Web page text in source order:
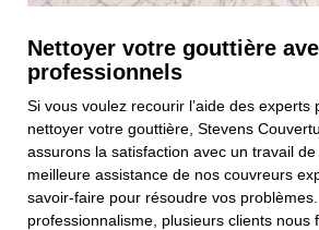
Nettoyer votre gouttière
professionnels
Si vous voulez recourir l’aide des experts
nettoyer votre gouttière, Stevens
assurons la satisfaction avec un travail
meilleure assistance de nos couvreurs
savoir-faire pour résoudre vos
professionnalisme, plusieurs clients nous